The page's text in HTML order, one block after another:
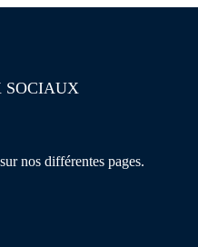
SOCIAUX
nos différentes pages.